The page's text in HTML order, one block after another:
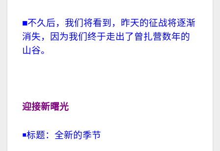
■不久后，我们将看到，昨天的征战将逐渐
消失，因为我们终于走出了曾扎营数年的
山谷。
迎接新曙光
￭标题：全新的季节